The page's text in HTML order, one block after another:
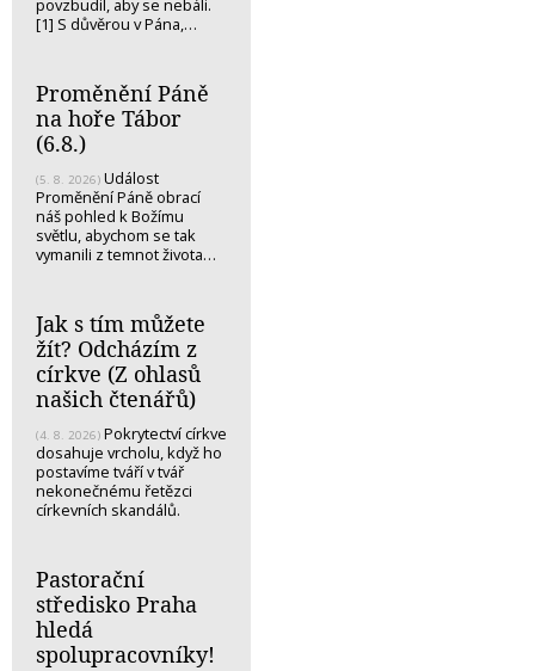
povzbudil, aby se nebáli.
[1] S důvěrou v Pána,…
Proměnění Páně
na hoře Tábor
(6.8.)
(5. 8. 2026) Událost
Proměnění Páně obrací
náš pohled k Božímu
světlu, abychom se tak
vymanili z temnot života…
Jak s tím můžete
žít? Odcházím z
církve (Z ohlasů
našich čtenářů)
(4. 8. 2026) Pokrytectví církve
dosahuje vrcholu, když ho
postavíme tváří v tvář
nekonečnému řetězci
církevních skandálů.
Pastorační
středisko Praha
hledá
spolupracovníky!